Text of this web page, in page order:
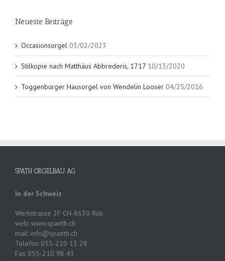
Neueste Beiträge
Occasionsorgel 03/02/2023
Stilkopie nach Matthäus Abbrederis, 1717 10/13/2020
Toggenburger Hausorgel von Wendelin Looser 04/25/2016
SPÄTH ORGELBAU AG
In der Schweiz
Werkstrasse 2F CH-8630 Rüti
web: www.spaeth.ch
mail: info@spaeth.ch
Telefon 055-210 13 28
Fax 055-210 98 43